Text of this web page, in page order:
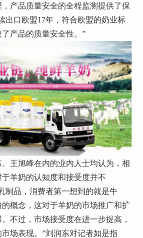
产品质量安全的全程监测提供了保
出口欧盟17年，符合欧盟的奶业标
产品的质量安全性。”
王旭峰在内的业内人士均认为，相
羊奶的认知度和接受度并不
制品，消费者第一想到的就是牛
概念，这对于羊奶的市场推广和扩
不过，市场接受度在进一步提高，
场表现。”刘润东对记者如是指